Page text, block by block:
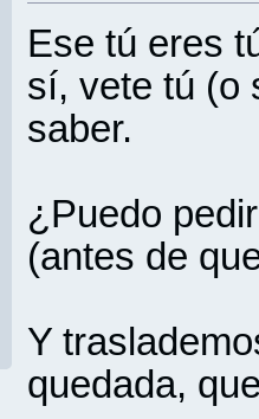
Ese tú eres
sí, vete tú (o
saber.
¿Puedo
(antes de
Y
quedada,